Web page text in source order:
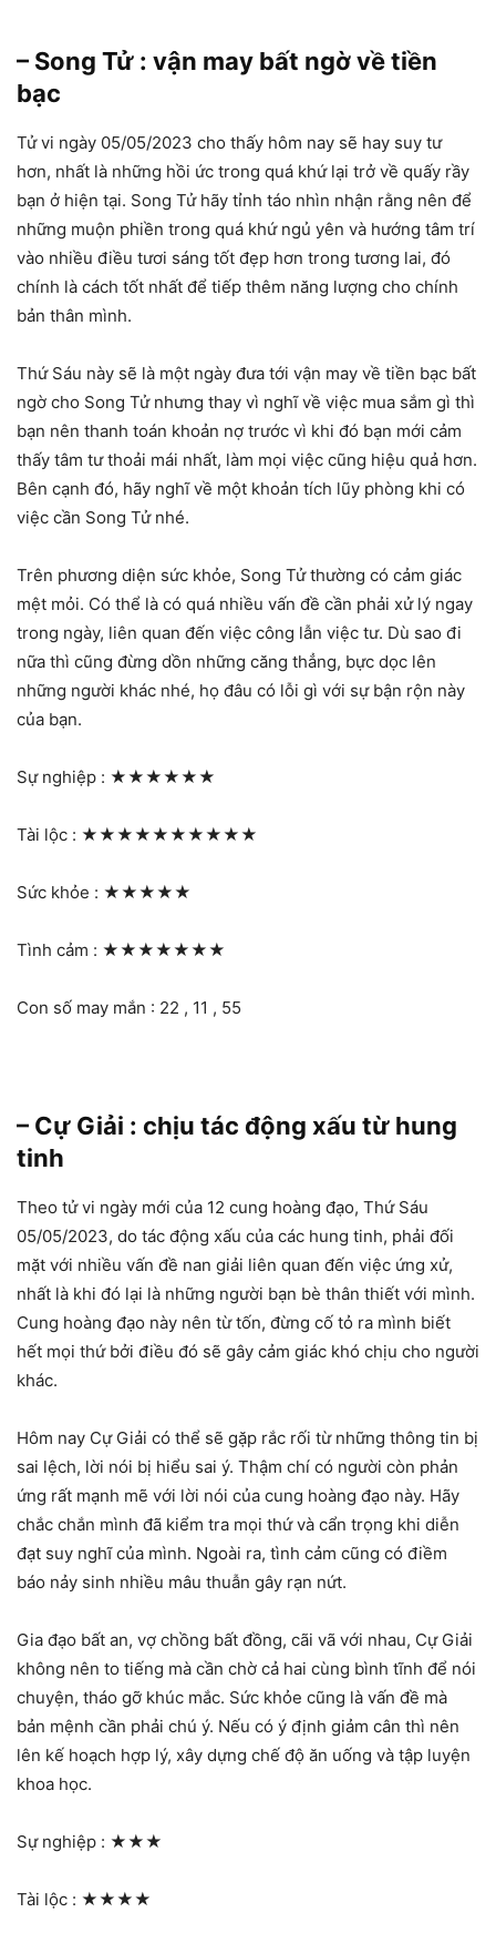
– Song Tử : vận may bất ngờ về tiền
bạc
Tử vi ngày 05/05/2023 cho thấy hôm nay sẽ hay suy tư
hơn, nhất là những hồi ức trong quá khứ lại trở về quấy rầy
bạn ở hiện tại. Song Tử hãy tỉnh táo nhìn nhận rằng nên để
những muộn phiền trong quá khứ ngủ yên và hướng tâm trí
vào nhiều điều tươi sáng tốt đẹp hơn trong tương lai, đó
chính là cách tốt nhất để tiếp thêm năng lượng cho chính
bản thân mình.
Thứ Sáu này sẽ là một ngày đưa tới vận may về tiền bạc bất
ngờ cho Song Tử nhưng thay vì nghĩ về việc mua sắm gì thì
bạn nên thanh toán khoản nợ trước vì khi đó bạn mới cảm
thấy tâm tư thoải mái nhất, làm mọi việc cũng hiệu quả hơn.
Bên cạnh đó, hãy nghĩ về một khoản tích lũy phòng khi có
việc cần Song Tử nhé.
Trên phương diện sức khỏe, Song Tử thường có cảm giác
mệt mỏi. Có thể là có quá nhiều vấn đề cần phải xử lý ngay
trong ngày, liên quan đến việc công lẫn việc tư. Dù sao đi
nữa thì cũng đừng dồn những căng thẳng, bực dọc lên
những người khác nhé, họ đâu có lỗi gì với sự bận rộn này
của bạn.
Sự nghiệp : ★★★★★★
Tài lộc : ★★★★★★★★★★
Sức khỏe : ★★★★★
Tình cảm : ★★★★★★★
Con số may mắn : 22 , 11 , 55
– Cự Giải : chịu tác động xấu từ hung
tinh
Theo tử vi ngày mới của 12 cung hoàng đạo, Thứ Sáu
05/05/2023, do tác động xấu của các hung tinh, phải đối
mặt với nhiều vấn đề nan giải liên quan đến việc ứng xử,
nhất là khi đó lại là những người bạn bè thân thiết với mình.
Cung hoàng đạo này nên từ tốn, đừng cố tỏ ra mình biết
hết mọi thứ bởi điều đó sẽ gây cảm giác khó chịu cho người
khác.
Hôm nay Cự Giải có thể sẽ gặp rắc rối từ những thông tin bị
sai lệch, lời nói bị hiểu sai ý. Thậm chí có người còn phản
ứng rất mạnh mẽ với lời nói của cung hoàng đạo này. Hãy
chắc chắn mình đã kiểm tra mọi thứ và cẩn trọng khi diễn
đạt suy nghĩ của mình. Ngoài ra, tình cảm cũng có điềm
báo nảy sinh nhiều mâu thuẫn gây rạn nứt.
Gia đạo bất an, vợ chồng bất đồng, cãi vã với nhau, Cự Giải
không nên to tiếng mà cần chờ cả hai cùng bình tĩnh để nói
chuyện, tháo gỡ khúc mắc. Sức khỏe cũng là vấn đề mà
bản mệnh cần phải chú ý. Nếu có ý định giảm cân thì nên
lên kế hoạch hợp lý, xây dựng chế độ ăn uống và tập luyện
khoa học.
Sự nghiệp : ★★★
Tài lộc : ★★★★